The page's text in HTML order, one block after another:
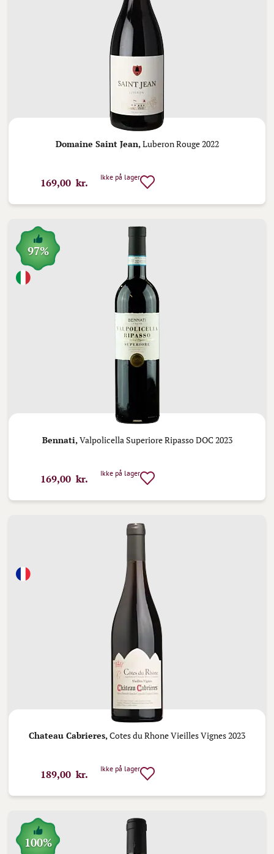
Domaine Saint Jean,Luberon Rouge 2022
169,00 kr. Ikke på lager
97%
Bennati, Valpolicella Superiore Ripasso DOC 2023
169,00 kr. Ikke på lager
Chateau Cabrieres,Cotes du Rhone Vieilles Vignes 2023
189,00 kr. Ikke på lager
100%